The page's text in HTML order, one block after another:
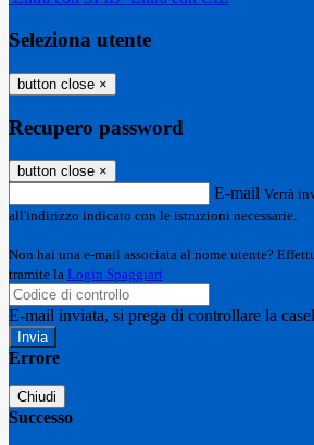
Seleziona utente
button close ×
Recupero password
button close ×
E-mail Verrà
all'indirizzo indicato con le istruzioni necessarie.
Non hai una e-mail associata al nome utente?
tramite la Login Spaggiari
E-mail inviata, si prega di controllare la
Errore
Chiudi
Successo